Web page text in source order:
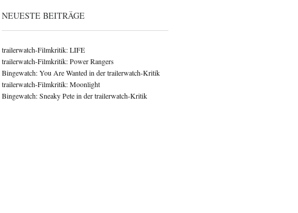
NEUESTE BEITRÄGE
trailerwatch-Filmkritik: LIFE
trailerwatch-Filmkritik: Power Rangers
Bingewatch: You Are Wanted in der trailerwatch-Kritik
trailerwatch-Filmkritik: Moonlight
Bingewatch: Sneaky Pete in der trailerwatch-Kritik